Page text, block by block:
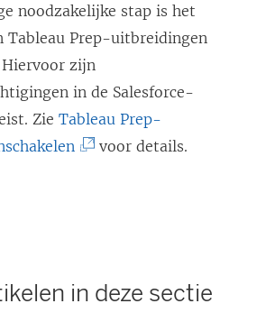
noodzakelijke stap is het
Tableau Prep-uitbreidingen
zijn
in de Salesforce-
Zie Tableau Prep-
o
voor details.
in deze sectie